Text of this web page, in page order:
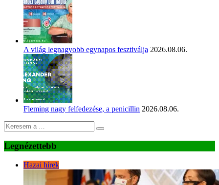
A világ legnagyobb egynapos fesztiválja 2026.08.06.
Fleming nagy felfedezése, a penicillin 2026.08.06.
Legnézettebb
Hazai hírek